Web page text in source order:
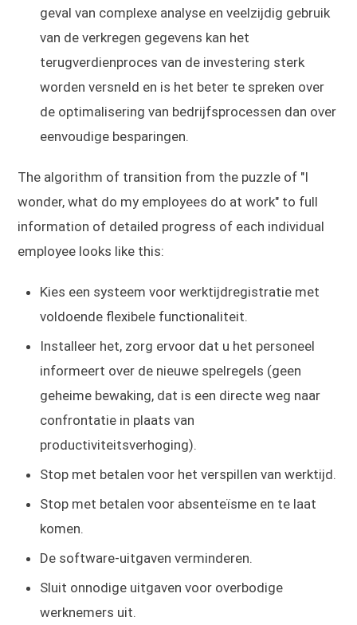
geval van complexe analyse en veelzijdig gebruik
van de verkregen gegevens kan het
terugverdienproces van de investering sterk
worden versneld en is het beter te spreken over
de optimalisering van bedrijfsprocessen dan over
eenvoudige besparingen.
The algorithm of transition from the puzzle of "I
wonder, what do my employees do at work" to full
information of detailed progress of each individual
employee looks like this:
Kies een systeem voor werktijdregistratie met
voldoende flexibele functionaliteit.
Installeer het, zorg ervoor dat u het personeel
informeert over de nieuwe spelregels (geen
geheime bewaking, dat is een directe weg naar
confrontatie in plaats van
productiviteitsverhoging).
Stop met betalen voor het verspillen van werktijd.
Stop met betalen voor absenteïsme en te laat
komen.
De software-uitgaven verminderen.
Sluit onnodige uitgaven voor overbodige
werknemers uit.